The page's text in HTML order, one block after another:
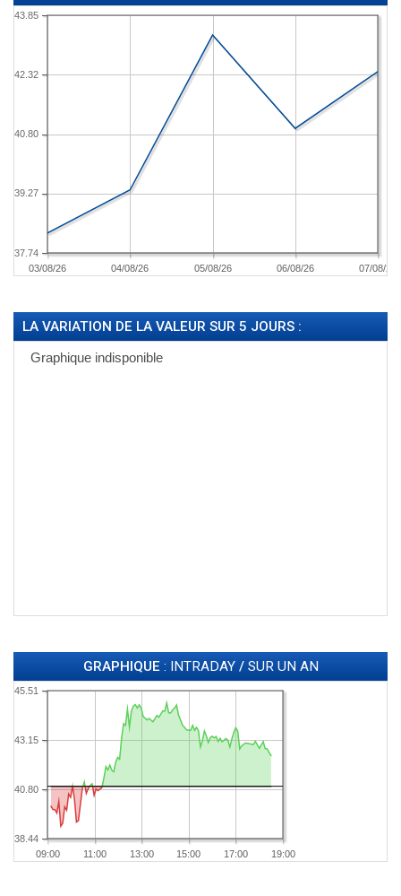
03/08/26 04/08/26 05/08/26 06/08/26 07/08/26
37.74
39.27
40.80
42.32
43.85
LA VARIATION DE LA VALEUR SUR 5 JOURS :
GRAPHIQUE : INTRADAY/ SUR UN AN
09:00 11:00 13:00 15:00 17:00 19:00
38.44
40.80
43.15
45.51